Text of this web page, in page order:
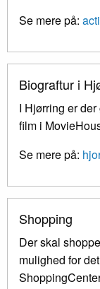
Se mere på:
Biograftur i
I Hjørring er
film i
Se mere på:
Shopping
Der skal
mulighed for